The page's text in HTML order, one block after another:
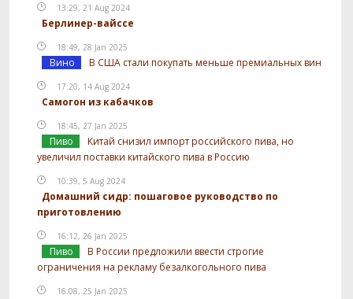
13:29, 21 Aug 2024
Берлинер-вайссе
18:49, 28 Jan 2025
Вино В США стали покупать меньше премиальных вин
17:20, 14 Aug 2024
Самогон из кабачков
18:45, 27 Jan 2025
Пиво
Китай снизил импорт российского пива, но
увеличил поставки китайского пива в Россию
10:39, 5 Aug 2024
Домашний сидр: пошаговое руководство по
приготовлению
16:12, 26 Jan 2025
Пиво
В России предложили ввести строгие
ограничения на рекламу безалкогольного пива
16:08, 25 Jan 2025